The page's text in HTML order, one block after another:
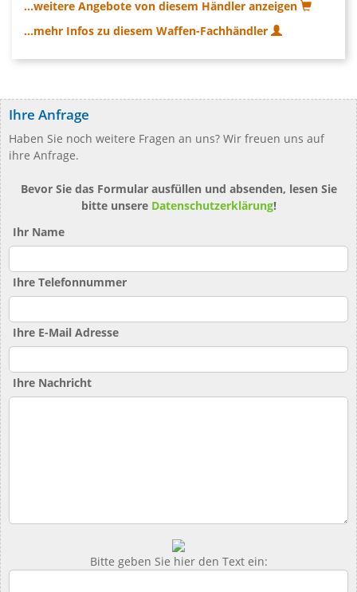
...weitere Angebote von diesem Händler anzeigen
...mehr Infos zu diesem Waffen-Fachhändler
Ihre Anfrage
Haben Sie noch weitere Fragen an uns? Wir freuen uns auf
ihre Anfrage.
Bevor Sie das Formular ausfüllen und absenden, lesen Sie
bitte unsere Datenschutzerklärung!
Ihr Name
Ihre Telefonnummer
Ihre E-Mail Adresse
Ihre Nachricht
Bitte geben Sie hier den Text ein: